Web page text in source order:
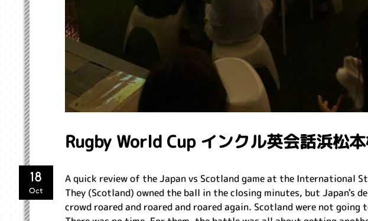
Rugby World Cup インクル英会話浜松
18
Oct
A quick review of the Japan vs Scotland game at the International
They (Scotland) owned the ball in the closing minutes, but Japan's
crowd roared and roared and roared again. Scotland were not going